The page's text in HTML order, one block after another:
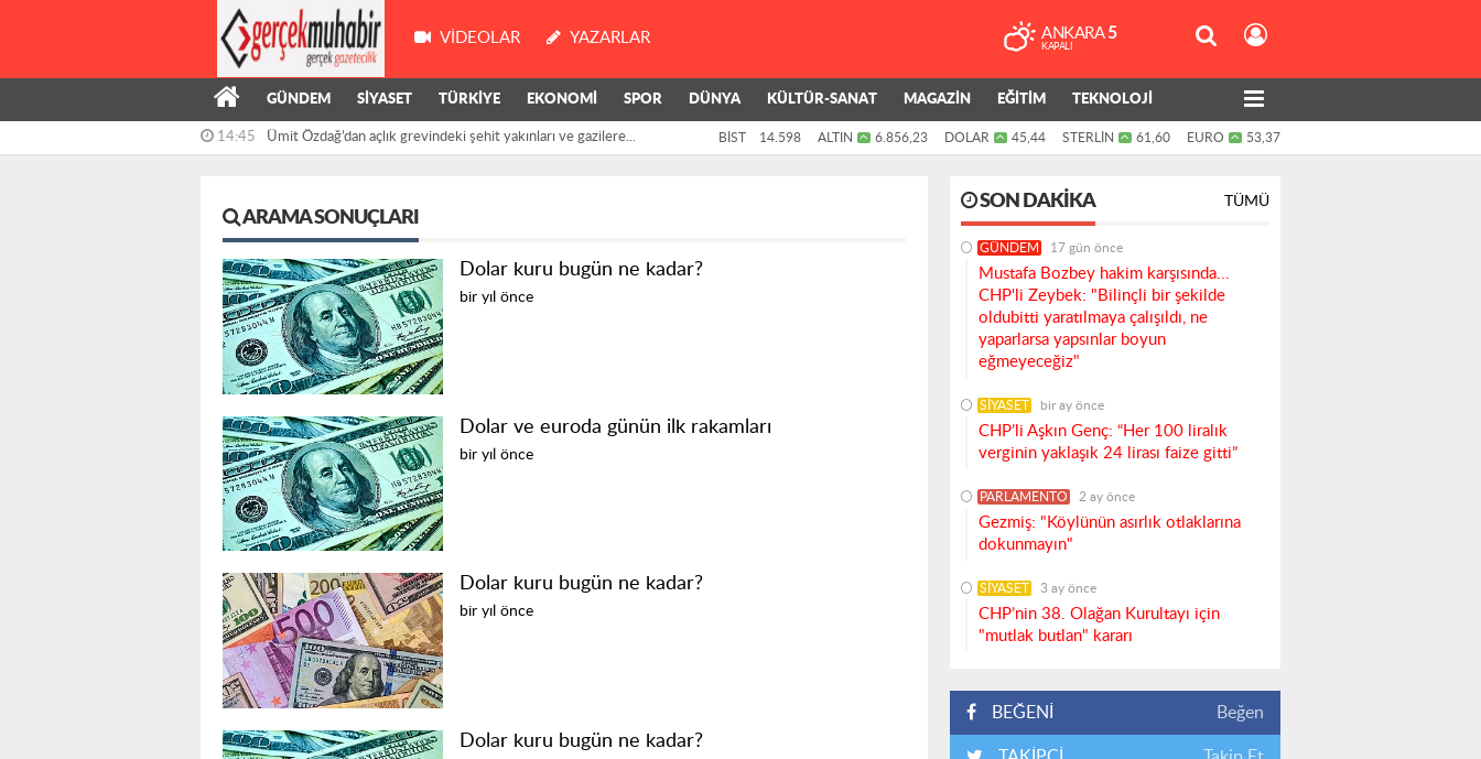
VIDEOLAR YAZARLAR ANKARA 5
KAPALI
GÜNDEM SİYASET TÜRKİYE EKONOMİ SPOR DÜNYA KÜLTÜR-SANAT MAGAZİN EĞİTİM TEKNOLOJİ
14:45 Ümit Özdağ’dan açlık grevindeki şehit yakınları ve gazilere...
14:14 Kanko: "Tasarruf Vatandaşa, İsraf Kamuya Olmaz" BİST 14.598 ALTIN 6.856,23 DOLAR 45,44 STERLİN 61,60 EURO 53,37
ARAMA SONUÇLARI
Dolar kuru bugün ne kadar?
bir yıl önce
Dolar ve euroda günün ilk rakamları
bir yıl önce
Dolar kuru bugün ne kadar?
bir yıl önce
Dolar kuru bugün ne kadar?
SON DAKIKA TÜMÜ
GÜNDEM 17 gün önce
Mustafa Bozbey hakim karşısında...
CHP'li Zeybek: "Bilinçli bir şekilde
oldubitti yaratılmaya çalışıldı, ne
yaparlarsa yapsınlar boyun
eğmeyeceğiz"
SİYASET bir ay önce
CHP’li Aşkın Genç: “Her 100 liralık
verginin yaklaşık 24 lirası faize gitti”
PARLAMENTO 2 ay önce
Gezmiş: "Köylünün asırlık otlaklarına
dokunmayın"
SİYASET 3 ay önce
CHP’nin 38. Olağan Kurultayı için
"mutlak butlan" kararı
BEĞENİ Beğen